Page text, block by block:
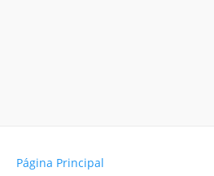
Página Principal